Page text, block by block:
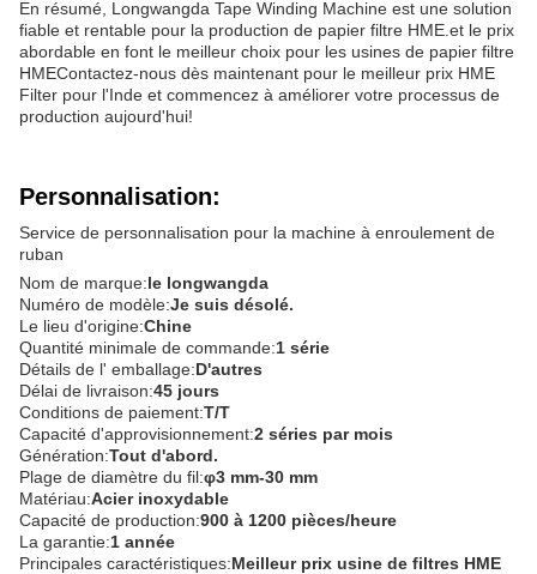
En résumé, Longwangda Tape Winding Machine est une solution
fiable et rentable pour la production de papier filtre HME.et le prix
abordable en font le meilleur choix pour les usines de papier filtre
HMEContactez-nous dès maintenant pour le meilleur prix HME
Filter pour l'Inde et commencez à améliorer votre processus de
production aujourd'hui!
Personnalisation:
Service de personnalisation pour la machine à enroulement de
ruban
Nom de marque:le longwangda
Numéro de modèle:Je suis désolé.
Le lieu d'origine:Chine
Quantité minimale de commande:1 série
Détails de l' emballage:D'autres
Délai de livraison:45 jours
Conditions de paiement:T/T
Capacité d'approvisionnement:2 séries par mois
Génération:Tout d'abord.
Plage de diamètre du fil:φ3 mm-30 mm
Matériau:Acier inoxydable
Capacité de production:900 à 1200 pièces/heure
La garantie:1 année
Principales caractéristiques:Meilleur prix usine de filtres HME